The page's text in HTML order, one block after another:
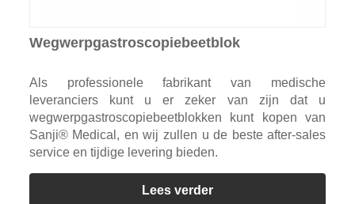
Wegwerpgastroscopiebeetblok
Als professionele fabrikant van medische
leveranciers kunt u er zeker van zijn dat u
wegwerpgastroscopiebeetblokken kunt kopen van
Sanji® Medical, en wij zullen u de beste after-sales
service en tijdige levering bieden.
Lees verder